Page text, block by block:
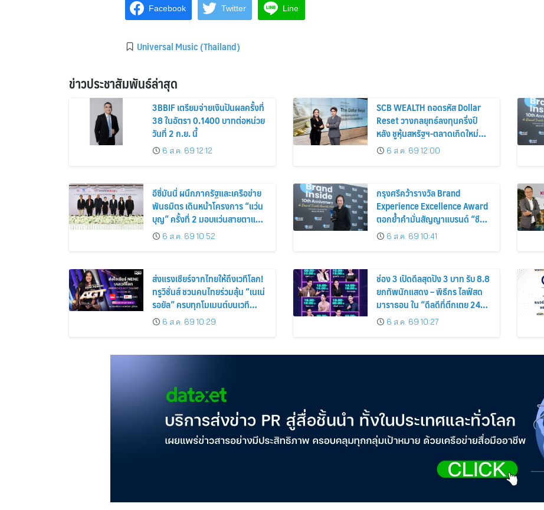
Facebook Twitter Line
Universal Music (Thailand)
ข่าวประชาสัมพันธ์ล่าสุด
3BBIF เตรียมจ่ายเงินปันผลครั้งที่
38 ในอัตรา 0.1400 บาทต่อหน่วย
วันที่ 2 ก.ย. นี้
6 ส.ค. 69 12:12
SCB WEALTH ถอดรหัส Dollar
Reset วางกลยุทธ์ลงทุนครึ่งปี
หลัง ชูหุ้นสหรัฐฯ-ตลาดเกิดใหม่
ผนวกบอนด์ระยะสั้น-กลางเสริม
พอร์ตแกร่ง
6 ส.ค. 69 12:00
อีซี่มันนี่ ผนึกภาครัฐและเครือข่าย
พันธมิตร เดินหน้าโครงการ “แว่น
บุญ” ครั้งที่ 2 มอบแว่นสายตาแก่
ประชาชน 600 คน ขยายโอกาส
การมองเห็นสู่ชุมชนไทย
6 ส.ค. 69 10:52
กรุงศรีคว้ารางวัล Brand
Experience Excellence Award
ตอกย้ำคำมั่นสัญญาแบรนด์ “ชีวิต
ง่าย ได้ทุกวัน”
6 ส.ค. 69 10:41
ส่งแรงเชียร์จากไทยให้ถึงเวทีโลก!
ทรูวิชั่นส์ ชวนคนไทยร่วมลุ้น “เนเน่
รอยัล” ครบทุกโมเมนต์บนเวที
AMERICA’S GOT TALENT
SEASON 21
6 ส.ค. 69 10:29
ช่อง 3 เปิดดีลสุดปัง 3 บาท รับ 8.8
ยกทัพนักแสดง – พิธีกร ไลฟ์สด
มาราธอน ใน “ดีลดีที่ตึกเตย 24
ชั่วโมง”
6 ส.ค. 69 10:27